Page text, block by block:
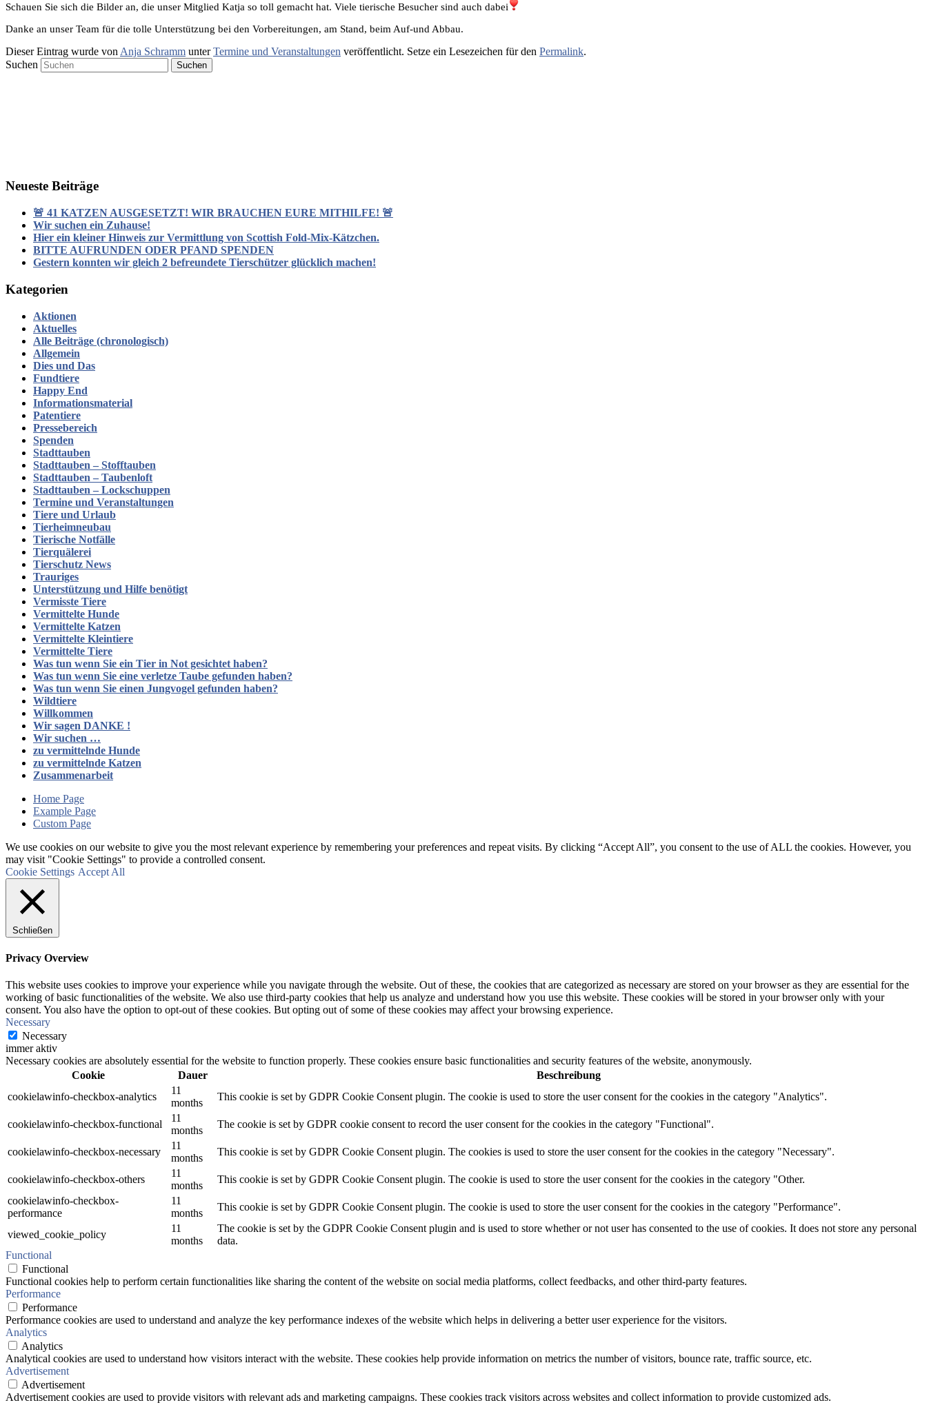
Schauen Sie sich die Bilder an, die unser Mitglied Katja so toll gemacht hat. Viele tierische Besucher sind auch dabei
Danke an unser Team für die tolle Unterstützung bei den Vorbereitungen, am Stand, beim Auf-und Abbau.
Dieser Eintrag wurde von Anja Schramm unterTermine und Veranstaltungen veröffentlicht. Setze ein Lesezeichen für den Permalink.
Suchen
Neueste Beiträge
🚨 41 KATZEN AUSGESETZT! WIR BRAUCHEN EURE MITHILFE! 🚨
Wir suchen ein Zuhause!
Hier ein kleiner Hinweis zur Vermittlung von Scottish Fold-Mix-Kätzchen.
BITTE AUFRUNDEN ODER PFAND SPENDEN
Gestern konnten wir gleich 2 befreundete Tierschützer glücklich machen!
Kategorien
Aktionen
Aktuelles
Alle Beiträge (chronologisch)
Allgemein
Dies und Das
Fundtiere
Happy End
Informationsmaterial
Patentiere
Pressebereich
Spenden
Stadttauben
Stadttauben – Stofftauben
Stadttauben – Taubenloft
Stadttauben – Lockschuppen
Termine und Veranstaltungen
Tiere und Urlaub
Tierheimneubau
Tierische Notfälle
Tierquälerei
Tierschutz News
Trauriges
Unterstützung und Hilfe benötigt
Vermisste Tiere
Vermittelte Hunde
Vermittelte Katzen
Vermittelte Kleintiere
Vermittelte Tiere
Was tun wenn Sie ein Tier in Not gesichtet haben?
Was tun wenn Sie eine verletze Taube gefunden haben?
Was tun wenn Sie einen Jungvogel gefunden haben?
Wildtiere
Willkommen
Wir sagen DANKE !
Wir suchen …
zu vermittelnde Hunde
zu vermittelnde Katzen
Zusammenarbeit
Home Page
Example Page
Custom Page
We use cookies on our website to give you the most relevant experience by remembering your preferences and repeat visits. By clicking “Accept All”, you consent to the use of ALL the cookies. However, you
may visit "Cookie Settings" to provide a controlled consent.
Cookie Settings Accept All
Schließen
Privacy Overview
This website uses cookies to improve your experience while you navigate through the website. Out of these, the cookies that are categorized as necessary are stored on your browser as they are essential for the
working of basic functionalities of the website. We also use third-party cookies that help us analyze and understand how you use this website. These cookies will be stored in your browser only with your
consent. You also have the option to opt-out of these cookies. But opting out of some of these cookies may affect your browsing experience.
Necessary
Necessary
immer aktiv
Necessary cookies are absolutely essential for the website to function properly. These cookies ensure basic functionalities and security features of the website, anonymously.
Cookie
Dauer
Beschreibung
cookielawinfo-checkbox-analytics
11
months
This cookie is set by GDPR Cookie Consent plugin. The cookie is used to store the user consent for the cookies in the category "Analytics".
cookielawinfo-checkbox-functional
11
months
The cookie is set by GDPR cookie consent to record the user consent for the cookies in the category "Functional".
cookielawinfo-checkbox-necessary
11
months
This cookie is set by GDPR Cookie Consent plugin. The cookies is used to store the user consent for the cookies in the category "Necessary".
cookielawinfo-checkbox-others
11
months
This cookie is set by GDPR Cookie Consent plugin. The cookie is used to store the user consent for the cookies in the category "Other.
cookielawinfo-checkbox-
performance
11
months
This cookie is set by GDPR Cookie Consent plugin. The cookie is used to store the user consent for the cookies in the category "Performance".
viewed_cookie_policy
11
months
The cookie is set by the GDPR Cookie Consent plugin and is used to store whether or not user has consented to the use of cookies. It does not store any personal
data.
Functional
Functional
Functional cookies help to perform certain functionalities like sharing the content of the website on social media platforms, collect feedbacks, and other third-party features.
Performance
Performance
Performance cookies are used to understand and analyze the key performance indexes of the website which helps in delivering a better user experience for the visitors.
Analytics
Analytics
Analytical cookies are used to understand how visitors interact with the website. These cookies help provide information on metrics the number of visitors, bounce rate, traffic source, etc.
Advertisement
Advertisement
Advertisement cookies are used to provide visitors with relevant ads and marketing campaigns. These cookies track visitors across websites and collect information to provide customized ads.